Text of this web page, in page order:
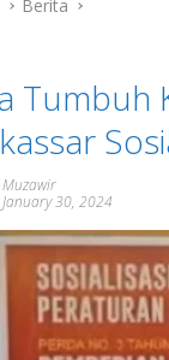
Berita
Tumbuh
Muzawir
January 30, 2024